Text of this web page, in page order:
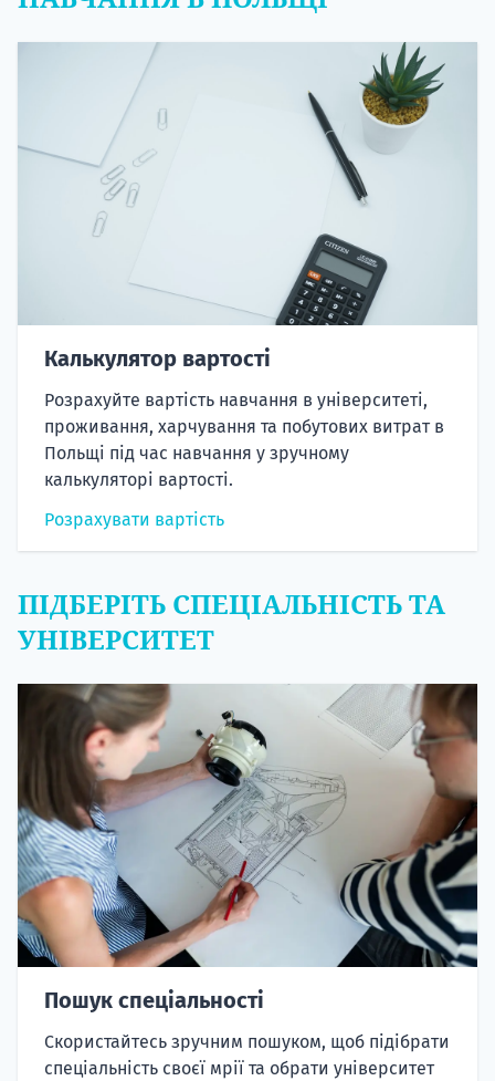
Калькулятор вартості
Розрахуйте вартість навчання в університеті,
проживання, харчування та побутових витрат в
Польщі під час навчання у зручному
калькуляторі вартості.
Розрахувати вартість
ПІДБЕРІТЬ СПЕЦІАЛЬНІСТЬ ТА
УНІВЕРСИТЕТ
Пошук спеціальності
Скористайтесь зручним пошуком, щоб підібрати
спеціальність своєї мрії та обрати університет